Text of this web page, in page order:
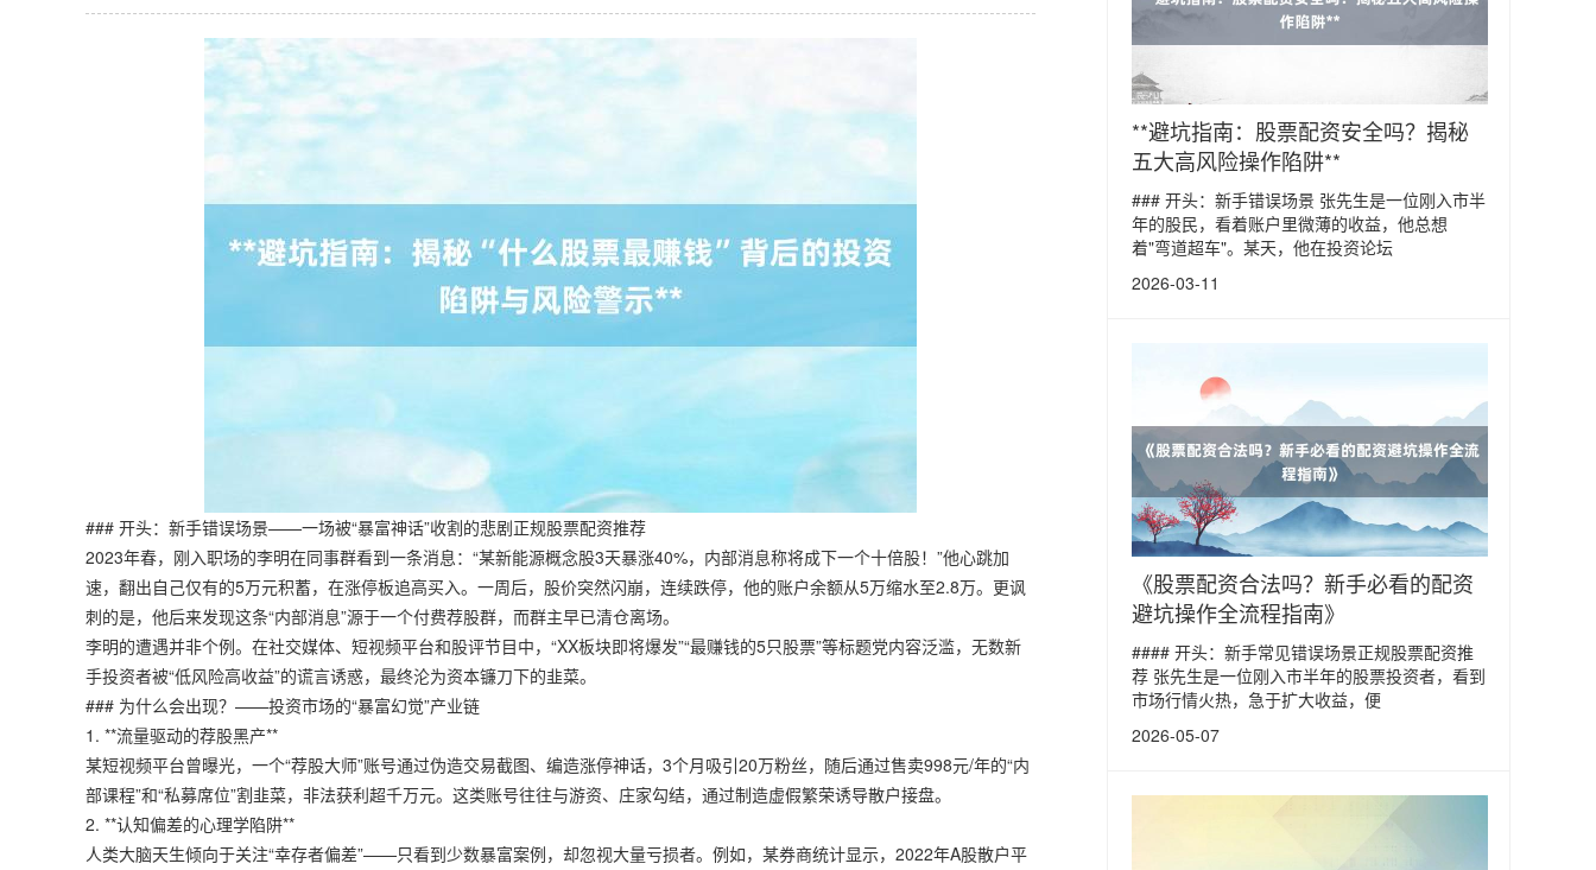
### 开头：新手错误场景——一场被“暴富神话”收割的悲剧正规股票配资推荐
2023年春，刚入职场的李明在同事群看到一条消息：“某新能源概念股3天暴涨40%，内部消息称将成下一个十倍股！”他心跳加
速，翻出自己仅有的5万元积蓄，在涨停板追高买入。一周后，股价突然闪崩，连续跌停，他的账户余额从5万缩水至2.8万。更讽
刺的是，他后来发现这条“内部消息”源于一个付费荐股群，而群主早已清仓离场。
李明的遭遇并非个例。在社交媒体、短视频平台和股评节目中，“XX板块即将爆发”“最赚钱的5只股票”等标题党内容泛滥，无数新
手投资者被“低风险高收益”的谎言诱惑，最终沦为资本镰刀下的韭菜。
### 为什么会出现？——投资市场的“暴富幻觉”产业链
1. **流量驱动的荐股黑产**
某短视频平台曾曝光，一个“荐股大师”账号通过伪造交易截图、编造涨停神话，3个月吸引20万粉丝，随后通过售卖998元/年的“内
部课程”和“私募席位”割韭菜，非法获利超千万元。这类账号往往与游资、庄家勾结，通过制造虚假繁荣诱导散户接盘。
2. **认知偏差的心理学陷阱**
人类大脑天生倾向于关注“幸存者偏差”——只看到少数暴富案例，却忽视大量亏损者。例如，某券商统计显示，2022年A股散户平
**避坑指南：股票配资安全吗？揭秘
五大高风险操作陷阱**
### 开头：新手错误场景 张先生是一位刚入市半
年的股民，看着账户里微薄的收益，他总想
着"弯道超车"。某天，他在投资论坛
2026-03-11
《股票配资合法吗？新手必看的配资
避坑操作全流程指南》
#### 开头：新手常见错误场景正规股票配资推
荐 张先生是一位刚入市半年的股票投资者，看到
市场行情火热，急于扩大收益，便
2026-05-07